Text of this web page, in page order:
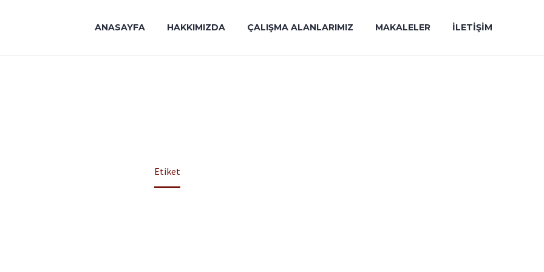
ANASAYFA HAKKIMIZDA ÇALIŞMA ALANLARIMIZ MAKALELER İLETIŞIM
Etiket